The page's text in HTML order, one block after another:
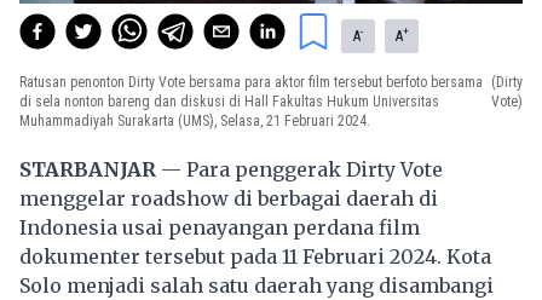
A- A+
Ratusan penonton Dirty Vote bersama para aktor film tersebut berfoto bersama
di sela nonton bareng dan diskusi di Hall Fakultas Hukum Universitas
Muhammadiyah Surakarta (UMS), Selasa, 21 Februari 2024.
(Dirty
Vote)
STARBANJAR — Para penggerak Dirty Vote
menggelar roadshow di berbagai daerah di
Indonesia usai penayangan perdana film
dokumenter tersebut pada 11 Februari 2024. Kota
Solo menjadi salah satu daerah yang disambangi